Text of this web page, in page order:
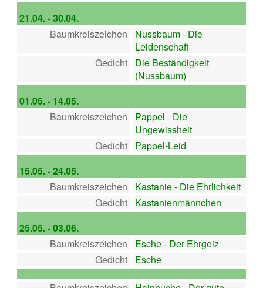
21.04. - 30.04.
Baumkreiszeichen
Nussbaum - Die
Leidenschaft
Gedicht
Die Beständigkeit
(Nussbaum)
01.05. - 14.05.
Baumkreiszeichen
Pappel - Die
Ungewissheit
Gedicht
Pappel-Leid
15.05. - 24.05.
Baumkreiszeichen
Kastanie - Die Ehrlichkeit
Gedicht
Kastanienmännchen
25.05. - 03.06.
Baumkreiszeichen
Esche - Der Ehrgeiz
Gedicht
Esche